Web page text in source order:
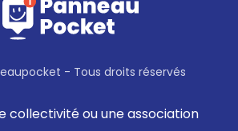
- Tous droits réservés
collectivité ou une association